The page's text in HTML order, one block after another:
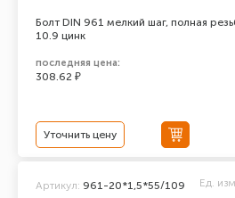
Болт DIN 961 мелкий шаг, полная
10.9 цинк
последняя цена:
308.62 ₽
Уточнить цену
Артикул: 961-20*1,5*55/109 Ед.